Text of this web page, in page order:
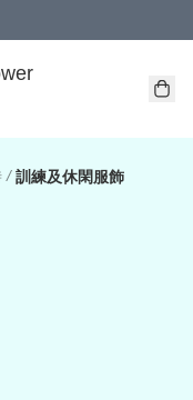
/ 訓練及休閑服飾